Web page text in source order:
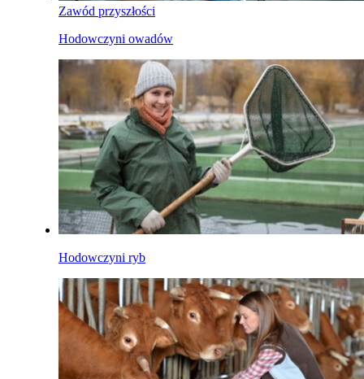
Zawód przyszłości
Hodowczyni owadów
Hodowczyni ryb